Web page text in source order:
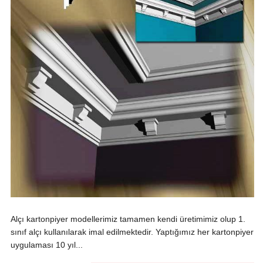
Alçı kartonpiyer modellerimiz tamamen kendi üretimimiz olup 1.
sınıf alçı kullanılarak imal edilmektedir. Yaptığımız her kartonpiyer
uygulaması 10 yıl...